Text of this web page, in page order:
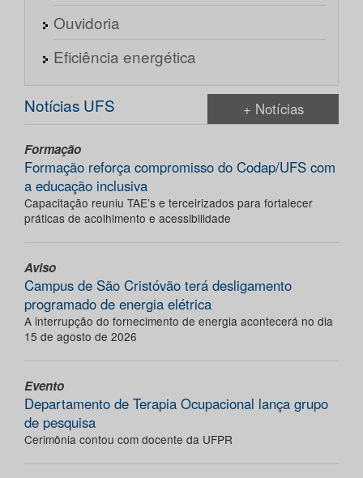
Ouvidoria
Eficiência energética
Notícias UFS + Notícias
Formação
Formação reforça compromisso do Codap/UFS com
a educação inclusiva
Capacitação reuniu TAE’s e terceirizados para fortalecer
práticas de acolhimento e acessibilidade
Aviso
Campus de São Cristóvão terá desligamento
programado de energia elétrica
A interrupção do fornecimento de energia acontecerá no dia
15 de agosto de 2026
Evento
Departamento de Terapia Ocupacional lança grupo
de pesquisa
Cerimônia contou com docente da UFPR